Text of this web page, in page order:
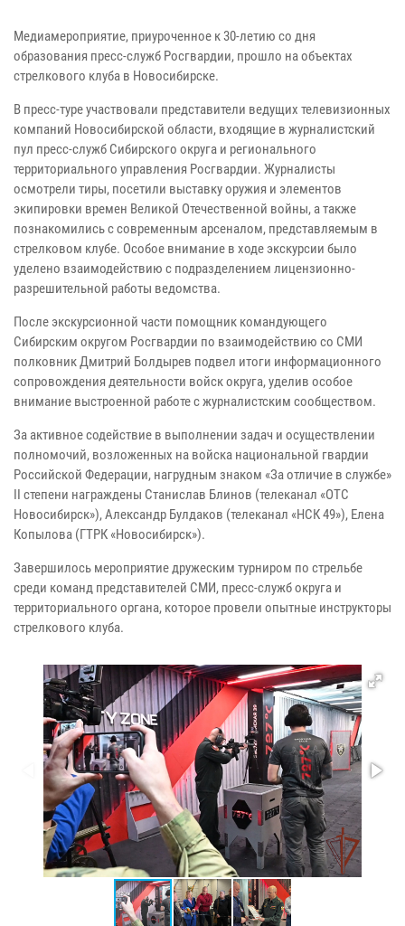
Медиамероприятие, приуроченное к 30-летию со дня
образования пресс-служб Росгвардии, прошло на объектах
стрелкового клуба в Новосибирске.
В пресс-туре участвовали представители ведущих телевизионных
компаний Новосибирской области, входящие в журналистский
пул пресс-служб Сибирского округа и регионального
территориального управления Росгвардии. Журналисты
осмотрели тиры, посетили выставку оружия и элементов
экипировки времен Великой Отечественной войны, а также
познакомились с современным арсеналом, представляемым в
стрелковом клубе. Особое внимание в ходе экскурсии было
уделено взаимодействию с подразделением лицензионно-
разрешительной работы ведомства.
После экскурсионной части помощник командующего
Сибирским округом Росгвардии по взаимодействию со СМИ
полковник Дмитрий Болдырев подвел итоги информационного
сопровождения деятельности войск округа, уделив особое
внимание выстроенной работе с журналистским сообществом.
За активное содействие в выполнении задач и осуществлении
полномочий, возложенных на войска национальной гвардии
Российской Федерации, нагрудным знаком «За отличие в службе»
II степени награждены Станислав Блинов (телеканал «ОТС
Новосибирск»), Александр Булдаков (телеканал «НСК 49»), Елена
Копылова (ГТРК «Новосибирск»).
Завершилось мероприятие дружеским турниром по стрельбе
среди команд представителей СМИ, пресс-служб округа и
территориального органа, которое провели опытные инструкторы
стрелкового клуба.